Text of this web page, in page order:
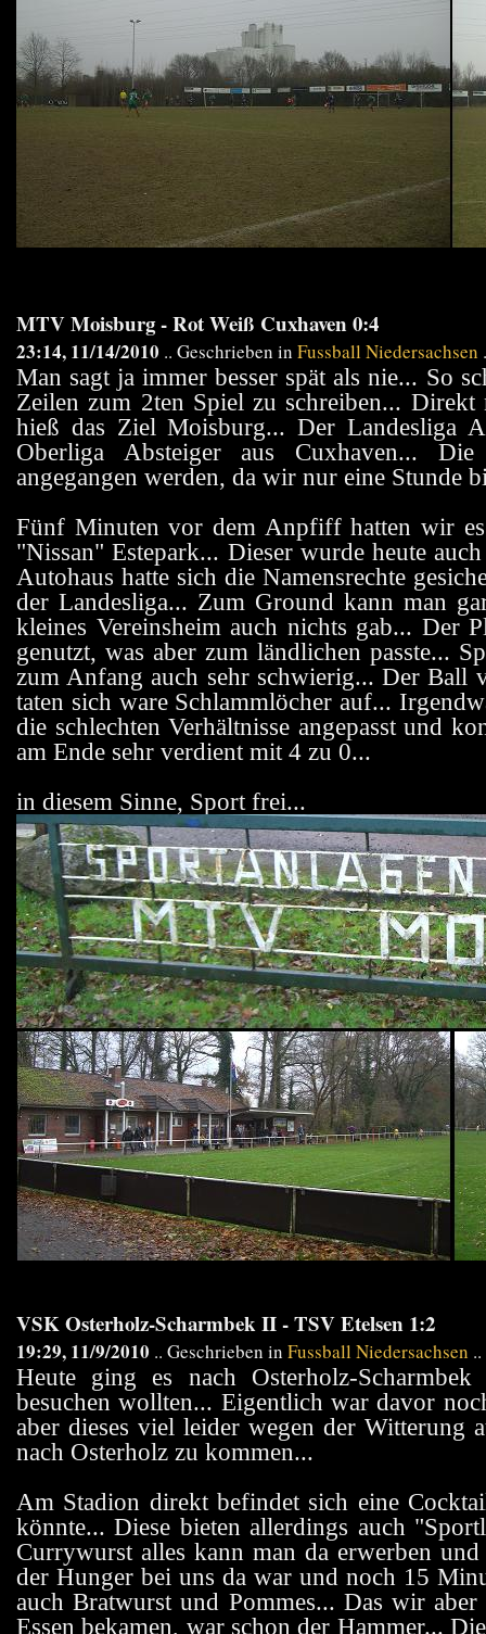
MTV Moisburg - Rot Weiß Cuxhaven 0:4
23:14, 11/14/2010 .. Geschrieben in Fussball Niedersachsen
Man sagt ja immer besser spät als nie... So
Zeilen zum 2ten Spiel zu schreiben...
hieß das Ziel Moisburg... Der Landesliga
Oberliga Absteiger aus Cuxhaven...
angegangen werden, da wir nur eine Stunde
Fünf Minuten vor dem Anpfiff hatten wir
"Nissan" Estepark... Dieser wurde heute
Autohaus hatte sich die Namensrechte
der Landesliga... Zum Ground kann man
kleines Vereinsheim auch nichts gab... Der
genutzt, was aber zum ländlichen passte...
zum Anfang auch sehr schwierig... Der Ball
taten sich ware Schlammlöcher auf...
die schlechten Verhältnisse angepasst und
am Ende sehr verdient mit 4 zu 0...
in diesem Sinne, Sport frei...
VSK Osterholz-Scharmbek II - TSV Etelsen 1:2
19:29, 11/9/2010 .. Geschrieben in Fussball Niedersachsen ..
Heute ging es nach Osterholz-
besuchen wollten... Eigentlich war davor
aber dieses viel leider wegen der Witterung
nach Osterholz zu kommen...
Am Stadion direkt befindet sich eine
könnte... Diese bieten allerdings auch
Currywurst alles kann man da erwerben
der Hunger bei uns da war und noch 15
auch Bratwurst und Pommes... Das wir
Essen bekamen, war schon der Hammer...